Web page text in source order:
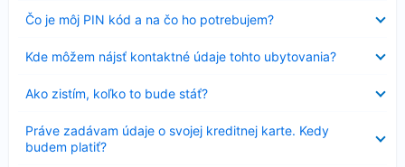
Čo je môj PIN kód a na čo ho potrebujem?
Nezobrazuje
sa
Kde môžem nájsť kontaktné údaje tohto ubytovania?
sa
Ako zistím, koľko to bude stáť?
sa
Práve zadávam údaje o svojej kreditnej karte. Kedy
budem platiť?
sa